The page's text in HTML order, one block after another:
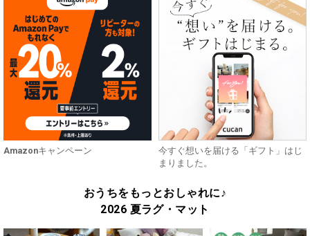
Amazonキャンペーン
今すぐ想いを届ける「ギフト」はじ
まりました。
おうちをもっとおしゃれに♪
2026 夏ラグ・マット